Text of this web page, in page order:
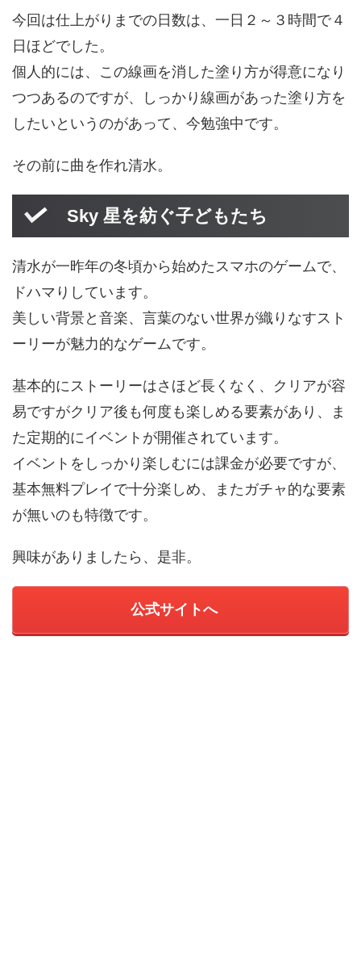
今回は仕上がりまでの日数は、一日２～３時間で４
日ほどでした。
個人的には、この線画を消した塗り方が得意になり
つつあるのですが、しっかり線画があった塗り方を
したいというのがあって、今勉強中です。
その前に曲を作れ清水。
Sky 星を紡ぐ子どもたち
清水が一昨年の冬頃から始めたスマホのゲームで、
ドハマりしています。
美しい背景と音楽、言葉のない世界が織りなすスト
ーリーが魅力的なゲームです。
基本的にストーリーはさほど長くなく、クリアが容
易ですがクリア後も何度も楽しめる要素があり、ま
た定期的にイベントが開催されています。
イベントをしっかり楽しむには課金が必要ですが、
基本無料プレイで十分楽しめ、またガチャ的な要素
が無いのも特徴です。
興味がありましたら、是非。
公式サイトへ